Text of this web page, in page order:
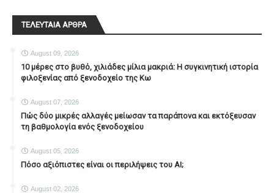
ΤΕΛΕΥΤΑΙΑ ΑΡΘΡΑ
August 09, 2026
10 μέρες στο βυθό, χιλιάδες μίλια μακριά: Η συγκινητική ιστορία
φιλοξενίας από ξενοδοχείο της Κω
August 07, 2026
Πώς δύο μικρές αλλαγές μείωσαν τα παράπονα και εκτόξευσαν
τη βαθμολογία ενός ξενοδοχείου
August 05, 2026
Πόσο αξιόπιστες είναι οι περιλήψεις του ΑΙ;
August 02, 2026